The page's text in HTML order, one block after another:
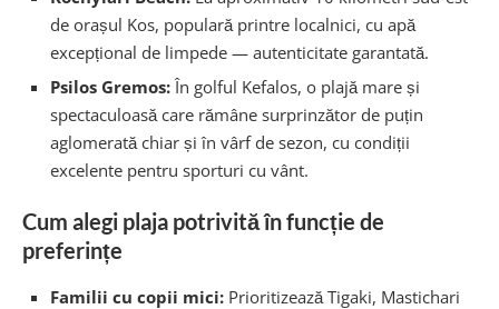
de orașul Kos, populară printre localnici, cu apă
excepțional de limpede — autenticitate garantată.
Psilos Gremos:În golful Kefalos, o plajă mare și
spectaculoasă care rămâne surprinzător de puțin
aglomerată chiar și în vârf de sezon, cu condiții
excelente pentru sporturi cu vânt.
Cum alegi plaja potrivită în funcție de
preferințe
Familii cu copii mici: Prioritizează Tigaki, Mastichari